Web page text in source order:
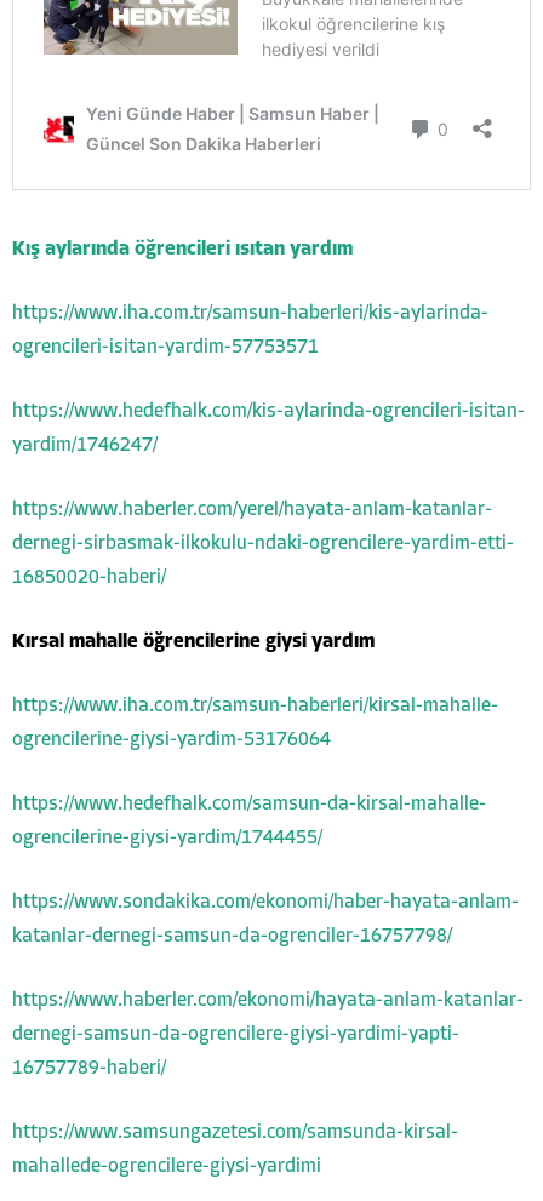
Kış aylarında öğrencileri ısıtan yardım
https://www.iha.com.tr/samsun-haberleri/kis-aylarinda-
ogrencileri-isitan-yardim-57753571
https://www.hedefhalk.com/kis-aylarinda-ogrencileri-isitan-
yardim/1746247/
https://www.haberler.com/yerel/hayata-anlam-katanlar-
dernegi-sirbasmak-ilkokulu-ndaki-ogrencilere-yardim-etti-
16850020-haberi/
Kırsal mahalle öğrencilerine giysi yardım
https://www.iha.com.tr/samsun-haberleri/kirsal-mahalle-
ogrencilerine-giysi-yardim-53176064
https://www.hedefhalk.com/samsun-da-kirsal-mahalle-
ogrencilerine-giysi-yardim/1744455/
https://www.sondakika.com/ekonomi/haber-hayata-anlam-
katanlar-dernegi-samsun-da-ogrenciler-16757798/
https://www.haberler.com/ekonomi/hayata-anlam-katanlar-
dernegi-samsun-da-ogrencilere-giysi-yardimi-yapti-
16757789-haberi/
https://www.samsungazetesi.com/samsunda-kirsal-
mahallede-ogrencilere-giysi-yardimi